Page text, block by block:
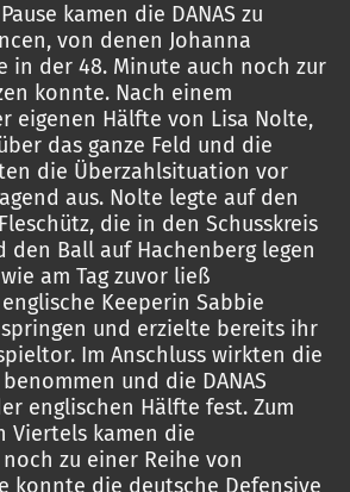
kamen die DANAS zu
von denen Johanna
in der 48. Minute auch noch zur
konnte. Nach einem
eigenen Hälfte von Lisa Nolte,
das ganze Feld und die
die Überzahlsituation vor
aus. Nolte legte auf den
die in den Schusskreis
Ball auf Hachenberg legen
am Tag zuvor ließ
Keeperin Sabbie
springen und erzielte bereits ihr
Im Anschluss wirkten die
und die DANAS
englischen Hälfte fest. Zum
Viertels kamen die
zu einer Reihe von
konnte die deutsche Defensive